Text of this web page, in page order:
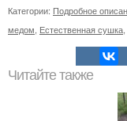
Категории: Подробное
медом Естественная сушка
Читайте также